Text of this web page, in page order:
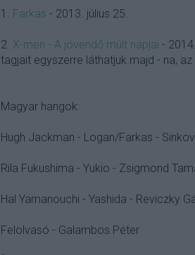
1. Farkas - 2013. július 25.
2. X-men - A jövendő múlt napjai -
tagjait egyszerre láthatjuk majd - na,
Magyar hangok:
Hugh Jackman - Logan/Farkas -
Rila Fukushima - Yukio - Zsigmond
Hal Yamanouchi - Yashida - Reviczky
Felolvasó - Galambos Péter